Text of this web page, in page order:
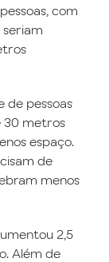
com
seriam
de pessoas
30 metros
espaço.
de
menos
2,5
Além de